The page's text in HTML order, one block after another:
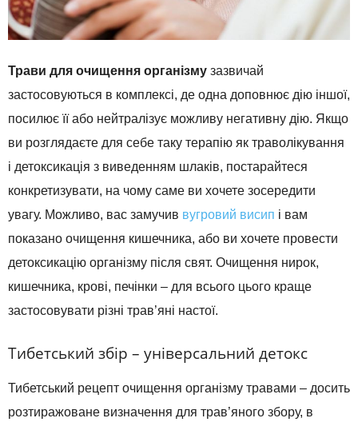
Трави для очищення організму зазвичай
застосовуються в комплексі, де одна доповнює дію іншої,
посилює її або нейтралізує можливу негативну дію. Якщо
ви розглядаєте для себе таку терапію як траволікування
і детоксикація з виведенням шлаків, постарайтеся
конкретизувати, на чому саме ви хочете зосередити
увагу. Можливо, вас замучив вугровий висип і вам
показано очищення кишечника, або ви хочете провести
детоксикацію організму після свят. Очищення нирок,
кишечника, крові, печінки – для всього цього краще
застосовувати різні трав’яні настої.
Тибетський збір – універсальний детокс
Тибетський рецепт очищення організму травами – досить
розтиражоване визначення для трав’яного збору, в